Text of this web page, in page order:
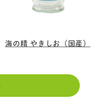
海の精 やきしお（国産）